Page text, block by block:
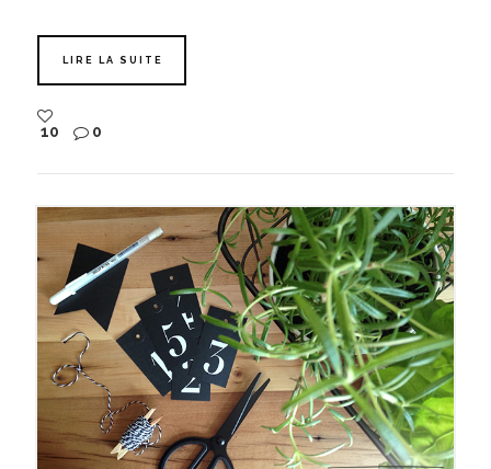
LIRE LA SUITE
10 0